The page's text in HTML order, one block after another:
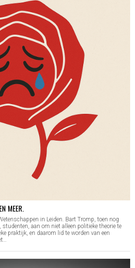
MEER.
in Leiden. Bart Tromp, toen nog
aan om niet alleen politieke theorie te
praktijk, en daarom lid te worden van een